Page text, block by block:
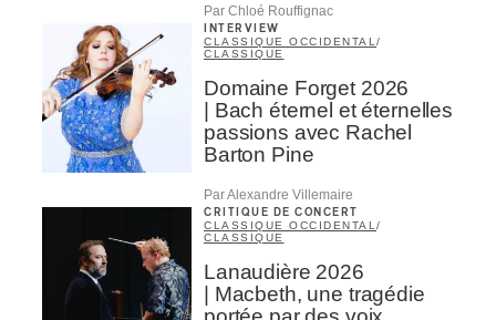
Par Chloé Rouffignac
INTERVIEW
CLASSIQUE OCCIDENTAL /
CLASSIQUE
Domaine Forget 2026
| Bach éternel et éternelles
passions avec Rachel
Barton Pine
Par Alexandre Villemaire
CRITIQUE DE CONCERT
CLASSIQUE OCCIDENTAL/
CLASSIQUE
Lanaudière 2026
| Macbeth, une tragédie